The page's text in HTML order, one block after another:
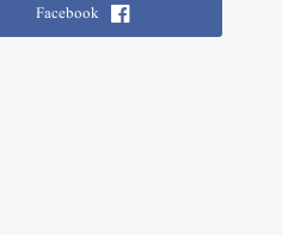
Facebook